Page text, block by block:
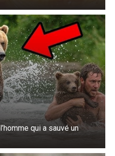
qui a sauvé un